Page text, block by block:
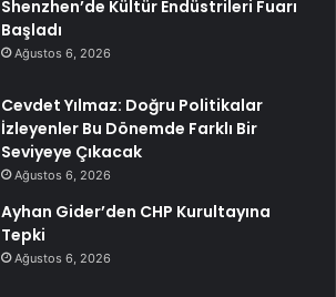
Shenzhen’de Kültür Endüstrileri Fuarı
Başladı
Ağustos 6, 2026
Cevdet Yılmaz: Doğru Politikalar
İzleyenler Bu Dönemde Farklı Bir
Seviyeye Çıkacak
Ağustos 6, 2026
Ayhan Gider’den CHP Kurultayına
Tepki
Ağustos 6, 2026